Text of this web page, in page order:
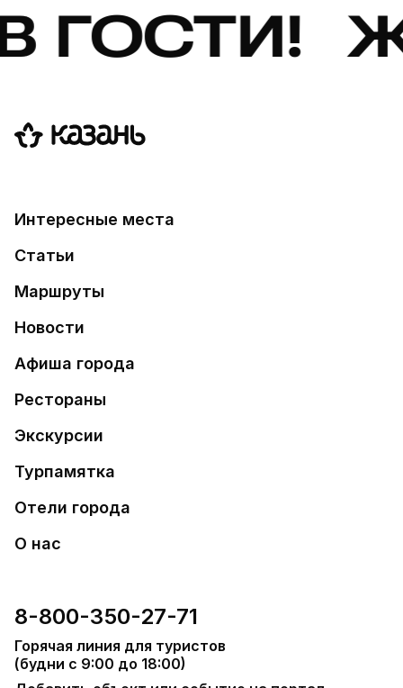
Интересные места
Статьи
Маршруты
Новости
Афиша города
Рестораны
Экскурсии
Турпамятка
Отели города
О нас
8-800-350-27-71
Горячая линия для туристов
(будни с 9:00 до 18:00)